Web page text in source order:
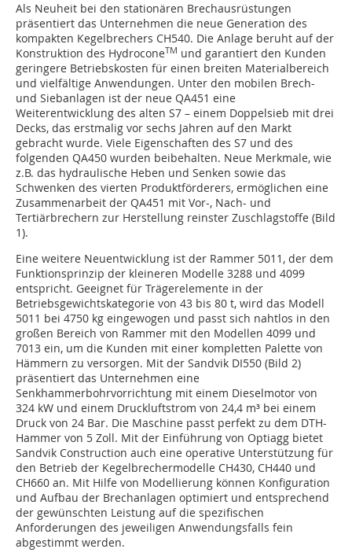
Als Neuheit bei den stationären Brechausrüstungen
präsentiert das Unternehmen die neue Generation des
kompakten Kegelbrechers CH540. Die Anlage beruht auf der
Konstruktion des HydroconeTM und garantiert den Kunden
geringere Betriebskosten für einen breiten Materialbereich
und vielfältige Anwendungen. Unter den mobilen Brech-
und Siebanlagen ist der neue QA451 eine
Weiterentwicklung des alten S7 – einem Doppelsieb mit drei
Decks, das erstmalig vor sechs Jahren auf den Markt
gebracht wurde. Viele Eigenschaften des S7 und des
folgenden QA450 wurden beibehalten. Neue Merkmale, wie
z.B. das hydraulische Heben und Senken sowie das
Schwenken des vierten Produktförderers, ermöglichen eine
Zusammenarbeit der QA451 mit Vor-, Nach- und
Tertiärbrechern zur Herstellung reinster Zuschlagstoffe (Bild
1).
Eine weitere Neuentwicklung ist der Rammer 5011, der dem
Funktionsprinzip der kleineren Modelle 3288 und 4099
entspricht. Geeignet für Trägerelemente in der
Betriebsgewichtskategorie von 43 bis 80 t, wird das Modell
5011 bei 4750 kg eingewogen und passt sich nahtlos in den
großen Bereich von Rammer mit den Modellen 4099 und
7013 ein, um die Kunden mit einer kompletten Palette von
Hämmern zu versorgen. Mit der Sandvik DI550 (Bild 2)
präsentiert das Unternehmen eine
Senkhammerbohrvorrichtung mit einem Dieselmotor von
324 kW und einem Druckluftstrom von 24,4 m³ bei einem
Druck von 24 Bar. Die Maschine passt perfekt zu dem DTH-
Hammer von 5 Zoll. Mit der Einführung von Optiagg bietet
Sandvik Construction auch eine operative Unterstützung für
den Betrieb der Kegelbrechermodelle CH430, CH440 und
CH660 an. Mit Hilfe von Modellierung können Konfiguration
und Aufbau der Brechanlagen optimiert und entsprechend
der gewünschten Leistung auf die spezifischen
Anforderungen des jeweiligen Anwendungsfalls fein
abgestimmt werden.